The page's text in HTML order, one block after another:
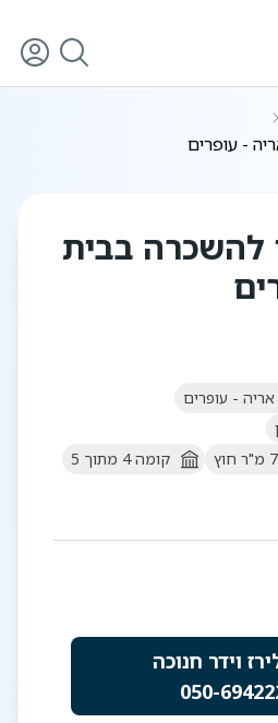
- עופרים
להשכרה בבית
אריה - עופרים
קומה4 מתוך 5
וידר חנוכה
050-